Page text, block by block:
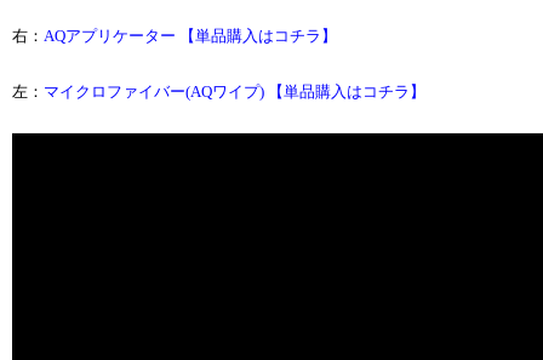
右： AQアプリケーター 【単品購入はコチラ】
左： マイクロファイバー(AQワイプ) 【単品購入はコチラ】